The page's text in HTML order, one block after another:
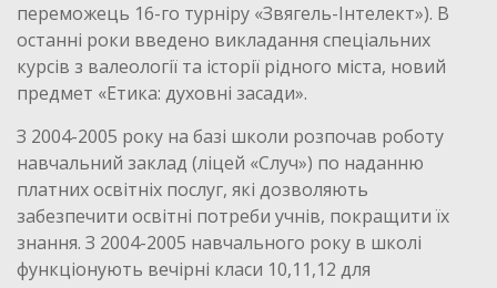
переможець 16-го турніру «Звягель-Інтелект»). В
останні роки введено викладання спеціальних
курсів з валеології та історії рідного міста, новий
предмет «Етика: духовні засади».
З 2004-2005 року на базі школи розпочав роботу
навчальний заклад (ліцей «Случ») по наданню
платних освітніх послуг, які дозволяють
забезпечити освітні потреби учнів, покращити їх
знання. З 2004-2005 навчального року в школі
функціонують вечірні класи 10,11,12 для